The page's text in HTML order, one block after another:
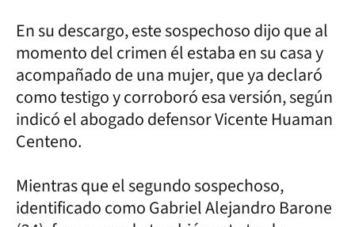
En su descargo, este sospechoso dijo que al
momento del crimen él estaba en su casa y
acompañado de una mujer, que ya declaró
como testigo y corroboró esa versión, según
indicó el abogado defensor Vicente Huaman
Centeno.
Mientras que el segundo sospechoso,
identificado como Gabriel Alejandro Barone